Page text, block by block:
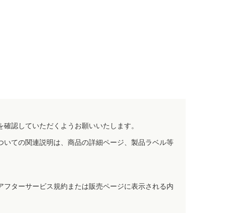
認していただくようお願いいたします。
ての関連説明は、商品の詳細ページ、製品ラベル等
ターサービス規約または販売ページに表示される内